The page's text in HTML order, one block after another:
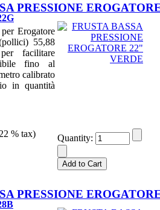
PRESSIONE
Erogatore
55,88
facilitare
fino al
calibrato
in quantità
% tax) Quantity:
PRESSIONE